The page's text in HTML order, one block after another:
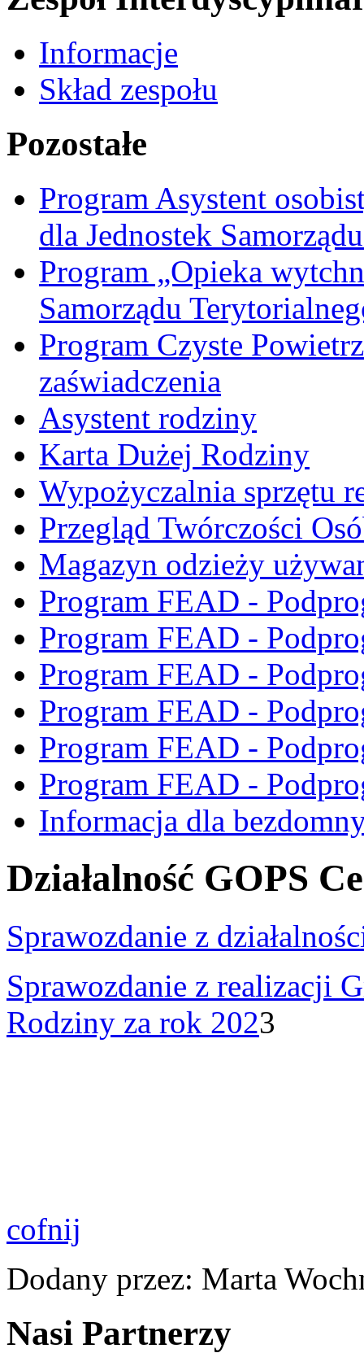
Informacje
Skład zespołu
Pozostałe
Program Asystent
dla Jednostek
Program „Opieka
Samorządu
Program Czyste
zaświadczenia
Asystent rodziny
Karta Dużej Rodziny
Wypożyczalnia sprzętu
Przegląd Twórczości
Magazyn odzieży
Program FEAD -
Program FEAD -
Program FEAD -
Program FEAD -
Program FEAD -
Program FEAD -
Informacja dla
Działalność GOPS
Sprawozdanie z
Sprawozdanie z realizacji
Rodziny za rok 2023
cofnij
Dodany przez: Marta
Nasi Partnerzy